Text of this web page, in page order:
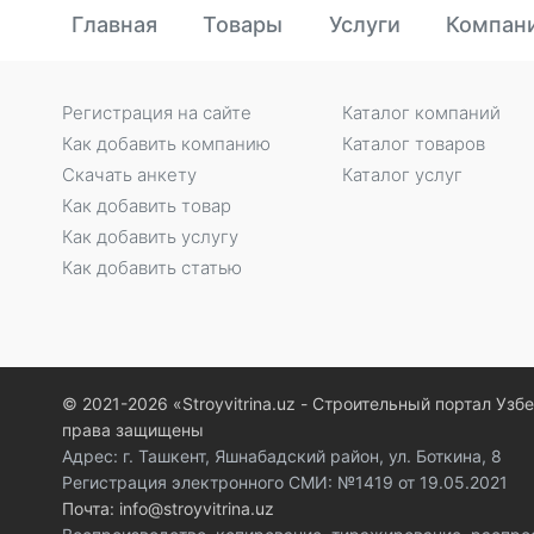
Главная Товары Услуги
Регистрация на сайте
Как добавить компанию
Скачать анкету
Как добавить товар
Как добавить услугу
Как добавить статью
Каталог компаний
Каталог товаров
Каталог услуг
© 2021-2026 «Stroyvitrina.uz - Строительный портал
права защищены
Адрес: г. Ташкент, Яшнабадский район, ул. Боткина, 8
Регистрация электронного СМИ: №1419 от 19.05.2021
Почта: info@stroyvitrina.uz